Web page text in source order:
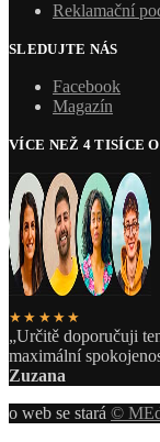
Reklamační
SLEDUJTE NÁS
Facebook
Magazín
VÍCE NEŽ 4 TISÍCE
★★★★★
„Určitě doporučuji
maximální
Zuzana
o web se stará ©